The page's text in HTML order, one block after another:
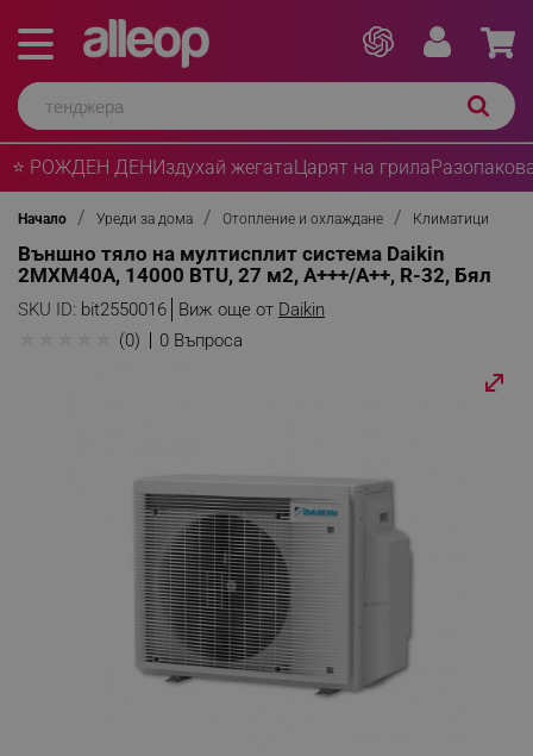
⭐ РОЖДЕН ДЕНИздухай жегатаЦарят на грила
Начало Уреди за дома Отопление и охлаждане Климатици
Външно тяло на мултисплит система Daikin
2MXM40A, 14000 BTU, 27 м2, A+++/A++, R-32, Бял
SKU ID: bit2550016 Виж още от Daikin
(0) 0 Въпроса